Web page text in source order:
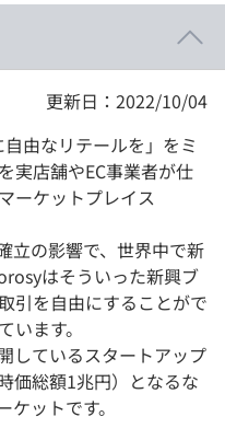
更新日：2022/10/04
由なリテールを」をミ
実店舗やEC事業者が仕
ーケットプレイス
立の影響で、世界中で新
はそういった新興ブ
引を自由にすることがで
ます。
しているスタートアップ
価総額1兆円）となるな
ットです。